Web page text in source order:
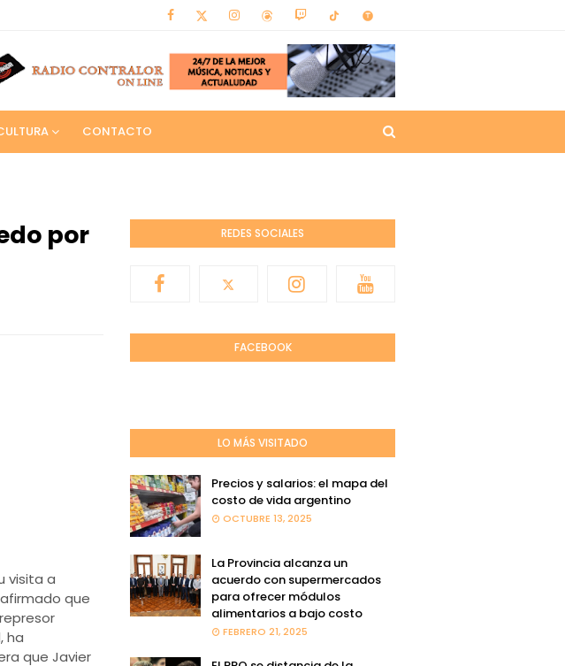
CONTACTO
por
visita a
que
ha
que Javier
REDES SOCIALES
FACEBOOK
LO MÁS VISITADO
Precios y salarios: el mapa del
costo de vida argentino
OCTUBRE 13, 2025
La Provincia alcanza un
acuerdo con supermercados
para ofrecer módulos
alimentarios a bajo costo
FEBRERO 21, 2025